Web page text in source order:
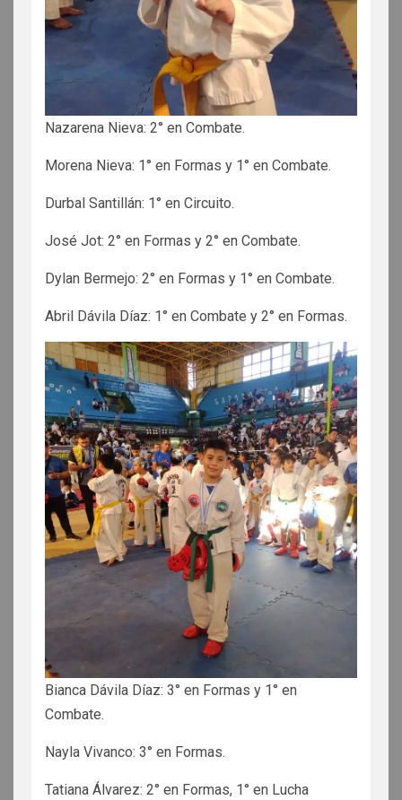
Nazarena Nieva: 2° en Combate.
Morena Nieva: 1° en Formas y 1° en Combate.
Durbal Santillán: 1° en Circuito.
José Jot: 2° en Formas y 2° en Combate.
Dylan Bermejo: 2° en Formas y 1° en Combate.
Abril Dávila Díaz: 1° en Combate y 2° en Formas.
Bianca Dávila Díaz: 3° en Formas y 1° en
Combate.
Nayla Vivanco: 3° en Formas.
Tatiana Álvarez: 2° en Formas, 1° en Lucha